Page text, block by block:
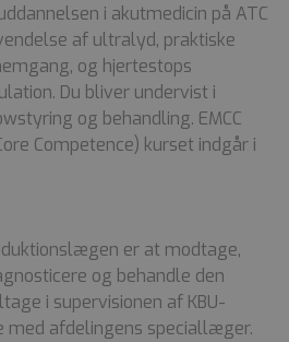
i akutmedicin på ATC
af ultralyd, praktiske
og hjertestops
Du bliver undervist i
og behandling. EMCC
Competence) kurset indgår i
er at modtage,
og behandle den
i supervisionen af KBU-
afdelingens speciallæger.